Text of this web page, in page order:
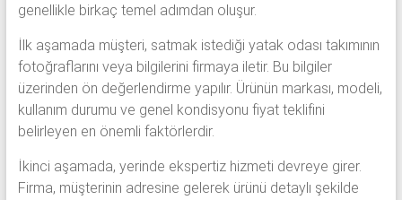
genellikle birkaç temel adımdan oluşur.
İlk aşamada müşteri, satmak istediği yatak odası takımının
fotoğraflarını veya bilgilerini firmaya iletir. Bu bilgiler
üzerinden ön değerlendirme yapılır. Ürünün markası, modeli,
kullanım durumu ve genel kondisyonu fiyat teklifini
belirleyen en önemli faktörlerdir.
İkinci aşamada, yerinde ekspertiz hizmeti devreye girer.
Firma, müşterinin adresine gelerek ürünü detaylı şekilde